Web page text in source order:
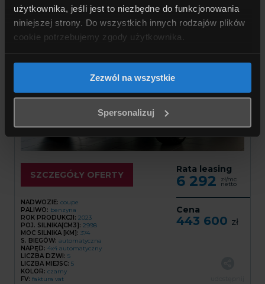
użytkownika, jeśli jest to niezbędne do funkcjonowania
niniejszej strony. Do wszystkich innych rodzajów plików
cookie potrzebujemy zgody użytkownika.
Dobrowolność zgody i możliwość jej wycofania.
Zgoda na stosowanie plików cookie jest dobrowolna. W
dowolnym momencie możesz wycofać swoją zgodę na
przeglądarki internetowej lub narzędzi dostępnych na
naszej stronie.
Wycofanie zgody nie wpływa na zgodność z prawem
zgody.
Oznacza to, że działania podjęte przed wycofaniem
zgody pozostają ważne i legalne. Informacja o plikach
cookie oraz o Twojej możliwości wycofania zgody
wyświetli się przed jej udzieleniem, zapewniając pełną
Zezwól na wszystkie
Spersonalizuj
NADWOZIE: coupe
PALIWO: benzyna
ROK PRODUKCJI: 2023
POJ. SILNIKA[CM3]: 2998
MOC SILNIKA [KM]: 374
S. BIEGÓW: automatyczna
NAPĘD: 4x4 automatyczny
LICZBA DZWI: 5
LICZBA MIEJSC: 5
KOLOR: czarny
FV: faktura vat
SZCZEGÓŁY OFERTY
Rata leasing
6 292 zł/mc
netto
Cena
443 600 zł